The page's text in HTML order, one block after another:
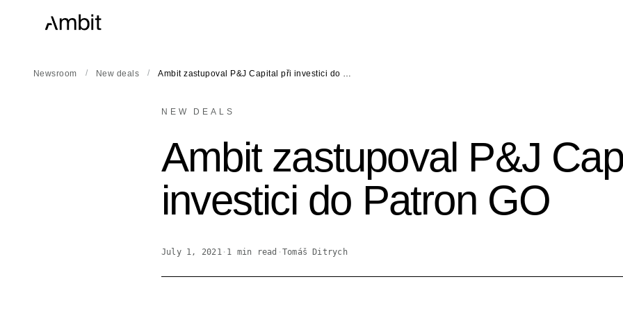
Newsroom / New deals / Ambit zastupoval P&J Capital při investici do …
NEW DEALS
Ambit zastupoval P&J
investici do Patron GO
July 1, 2021· 1 min read · Tomáš Ditrych